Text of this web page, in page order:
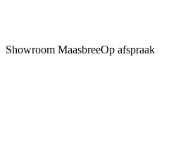
Showroom MaasbreeOp afspraak